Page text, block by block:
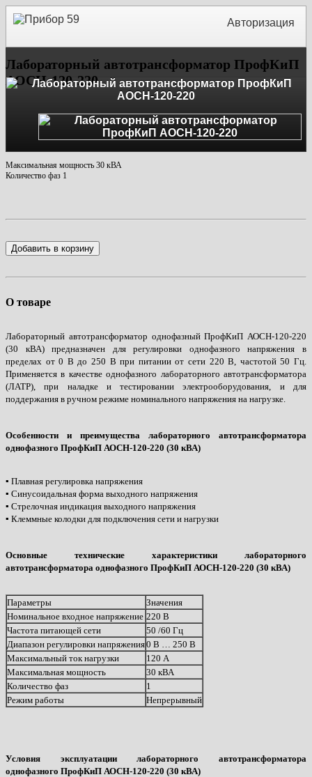
Авторизация
Лабораторный автотрансформатор ПрофКиП
АОСН-120-220
Максимальная мощность 30 кВА
Количество фаз 1
Добавить в корзину
О товаре
Лабораторный автотрансформатор однофазный ПрофКиП АОСН-120-220
(30 кВА) предназначен для регулировки однофазного напряжения в
пределах от 0 В до 250 В при питании от сети 220 В, частотой 50 Гц.
Применяется в качестве однофазного лабораторного автотрансформатора
(ЛАТР), при наладке и тестировании электрооборудования, и для
поддержания в ручном режиме номинального напряжения на нагрузке.
Особенности и преимущества лабораторного автотрансформатора
однофазного ПрофКиП АОСН-120-220 (30 кВА)
▪ Плавная регулировка напряжения
▪ Синусоидальная форма выходного напряжения
▪ Стрелочная индикация выходного напряжения
▪ Клеммные колодки для подключения сети и нагрузки
Основные технические характеристики лабораторного
автотрансформатора однофазного ПрофКиП АОСН-120-220 (30 кВА)
Параметры
Значения
Номинальное входное напряжение 220 В
Частота питающей сети
50 /60 Гц
Диапазон регулировки напряжения0 В … 250 В
Максимальный ток нагрузки
120 А
Максимальная мощность
30 кВА
Количество фаз
1
Режим работы
Непрерывный
Условия эксплуатации лабораторного автотрансформатора
однофазного ПрофКиП АОСН-120-220 (30 кВА)